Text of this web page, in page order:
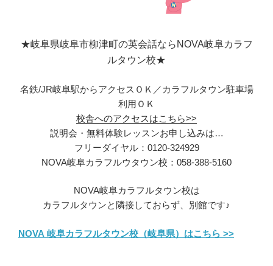
★岐阜県岐阜市柳津町の英会話ならNOVA岐阜カラフ
ルタウン校★
名鉄/JR岐阜駅からアクセスＯＫ／カラフルタウン駐車場
利用ＯＫ
校舎へのアクセスはこちら>>
説明会・無料体験レッスンお申し込みは…
フリーダイヤル：0120-324929
NOVA岐阜カラフルウタウン校：058-388-5160
NOVA岐阜カラフルタウン校は
カラフルタウンと隣接しておらず、別館です♪
NOVA 岐阜カラフルタウン校（岐阜県）はこちら >>